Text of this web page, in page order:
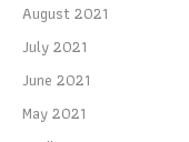
August 2021
July 2021
June 2021
May 2021